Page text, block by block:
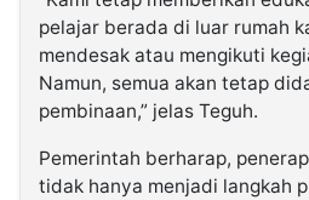
pelajar berada di luar rumah
mendesak atau mengikuti
Namun, semua akan tetap
pembinaan,” jelas Teguh.
Pemerintah berharap,
tidak hanya menjadi langkah